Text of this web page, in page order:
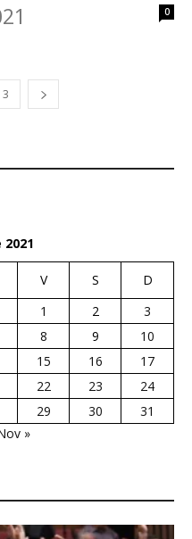
0
3
V S
D
1
2
3
8 9
10
15 16
17
22 23
24
29 30
31
»